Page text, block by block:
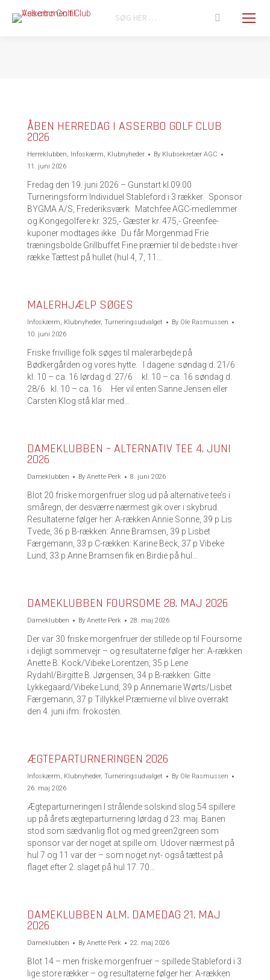
Search:
ÅBEN HERREDAG I ASSERBO GOLF CLUB
2026
Herreklubben, Infoskærm, Klubnyheder By Klubsekretær AGC
11. juni 2026
Fredag den 19. juni 2026 – Gunstart kl.09:00
Turneringsform Individuel Stableford i 3 rækker Sponsor
BYGMA A/S, Frederiksværk Matchfee AGC-medlemmer
og Kongegolfere kr. 325,- Gæster kr. 475,- Greenfee-
kuponer modtages ikke Du får Morgenmad Frie
træningsbolde Grillbuffet Fine præmier til de bedste i hver
række Tættest på hullet (hul 4, 7, 11…
MALERHJÆLP SØGES
Infoskærm, Klubnyheder, Turneringsudvalget By Ole Rasmussen
10. juni 2026
Friske frivillige folk søges til malerarbejde på
Bødkergården og vores hytte. I dagene: søndag d. 21/6
kl. 10 – ca. 16 lørdag d. 27/6 kl. 10 – ca. 16 søndag d.
28/6 kl. 10 – ca. 16 Her vil enten Sanne Jensen eller
Carsten Klog stå klar med…
DAMEKLUBBEN – ALTERNATIV TEE 4. JUNI
2026
Dameklubben By Anette Perk 8. juni 2026
Blot 20 friske morgenfruer slog ud på alternative tee’s i
småregn, der desværre nærmest gik over i skybrud.
Resultaterne følger her: A-rækken Annie Sonne, 39 p Lis
Tvede, 36 p B-rækken: Anne Bramsen, 39 p Lisbet
Færgemann, 33 p C-rækken: Karine Beck, 37 p Vibeke
Lund, 33 p Anne Bramsen fik en Birdie på hul…
DAMEKLUBBEN FOURSOME 28. MAJ 2026
Dameklubben By Anette Perk 28. maj 2026
Der var 30 friske morgenfruer der stillede op til Foursome
i dejligt sommervejr – og resultaterne følger her: A-rækken
Anette B. Kock/Vibeke Lorentzen, 35 p Lene
Rydahl/Birgitte B. Jørgensen, 34 p B-rækken: Gitte
Lykkegaard/Vibeke Lund, 39 p Annemarie Wørts/Lisbet
Færgemann, 37 p Tillykke! Præmierne vil blive overrakt
den 4. juni ifm. frokosten.
ÆGTEPARTURNERINGEN 2026
Infoskærm, Klubnyheder, Turneringsudvalget By Ole Rasmussen
26. maj 2026
Ægteparturneringen I strålende solskind slog 54 spillere
up på årets ægteparturnering lørdag d 23. maj. Banen
stod som sædvanlig flot og med green2green som
sponsor var der noget at spille om. Udover nærmest på
hul 7 og 11 var der – som noget nyt- også tættest på
flaget efter 2. slaget på hul 17. 70…
DAMEKLUBBEN ALM. DAMEDAG 21. MAJ
2026
Dameklubben By Anette Perk 22. maj 2026
Blot 14 – men friske morgenfruer – spillede Stableford i 3
lige store rækker – og resultaterne følger her: A-rækken